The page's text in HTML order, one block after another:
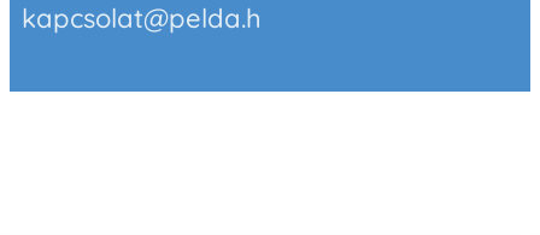
kapcsolat@pelda.h